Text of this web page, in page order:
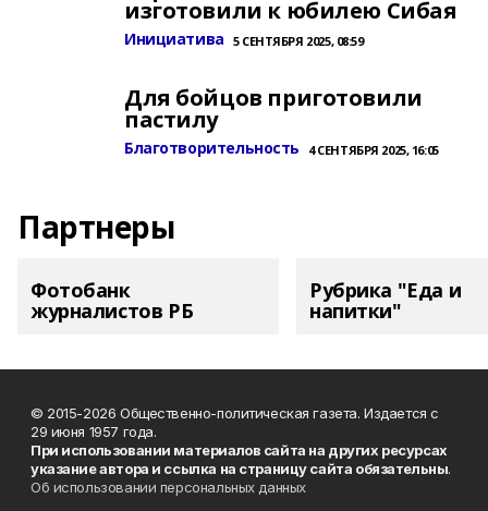
изготовили к юбилею Сибая
Инициатива 5 СЕНТЯБРЯ 2025, 08:59
Для бойцов приготовили
пастилу
Благотворительность 4 СЕНТЯБРЯ 2025, 16:05
Партнеры
Фотобанк
журналистов РБ
Рубрика "Еда и
напитки"
© 2015-2026 Общественно-политическая газета. Издается с
29 июня 1957 года.
При использовании материалов сайта на других ресурсах
указание автора и ссылка на страницу сайта обязательны.
Об использовании персональных данных